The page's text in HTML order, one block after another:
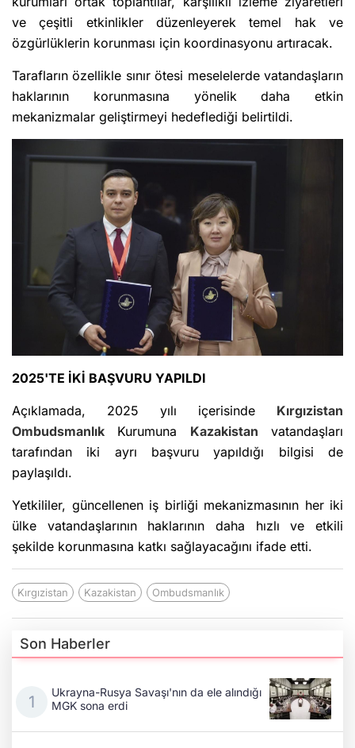
ve çeşitli etkinlikler düzenleyerek temel hak ve
özgürlüklerin korunması için koordinasyonu artıracak.
Tarafların özellikle sınır ötesi meselelerde vatandaşların
haklarının korunmasına yönelik daha etkin
mekanizmalar geliştirmeyi hedeflediği belirtildi.
2025'TE İKİ BAŞVURU YAPILDI
Açıklamada, 2025 yılı içerisinde Kırgızistan
Ombudsmanlık Kurumuna Kazakistan vatandaşları
tarafından iki ayrı başvuru yapıldığı bilgisi de
paylaşıldı.
Yetkililer, güncellenen iş birliği mekanizmasının her iki
ülke vatandaşlarının haklarının daha hızlı ve etkili
şekilde korunmasına katkı sağlayacağını ifade etti.
Kırgızistan Kazakistan Ombudsmanlık
Son Haberler
Ukrayna-Rusya Savaşı'nın da ele alındığı
MGK sona erdi